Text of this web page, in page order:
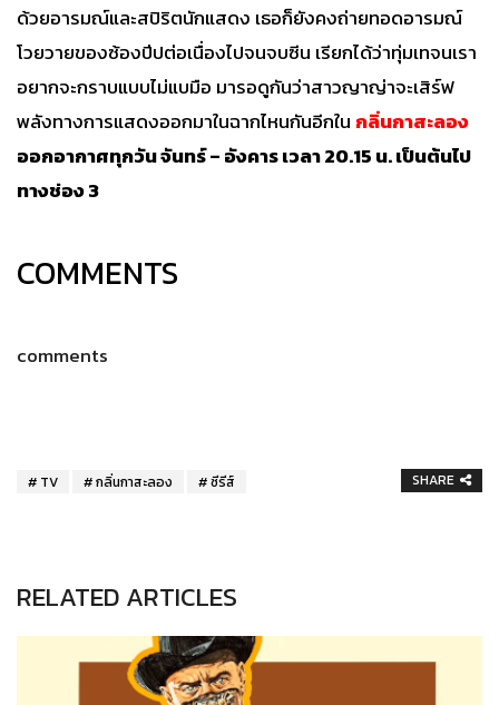
ด้วยอารมณ์และสปิริตนักแสดง เธอก็ยังคงถ่ายทอดอารมณ์
โวยวายของซ้องปีปต่อเนื่องไปจนจบซีน เรียกได้ว่าทุ่มเทจนเรา
อยากจะกราบแบบไม่แบมือ มารอดูกันว่าสาวญาญ่าจะเสิร์ฟ
พลังทางการแสดงออกมาในฉากไหนกันอีกใน กลิ่นกาสะลอง
ออกอากาศทุกวัน จันทร์ – อังคาร เวลา 20.15 น. เป็นต้นไป
ทางช่อง 3
COMMENTS
comments
TV กลิ่นกาสะลอง ซีรีส์ SHARE
RELATED ARTICLES